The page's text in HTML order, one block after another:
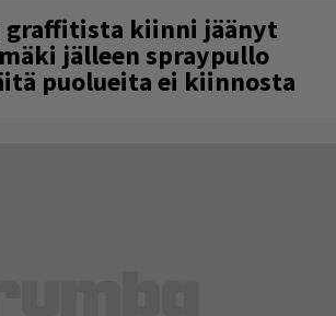
graffitista kiinni jäänyt
jälleen spraypullo
puolueita ei kiinnosta